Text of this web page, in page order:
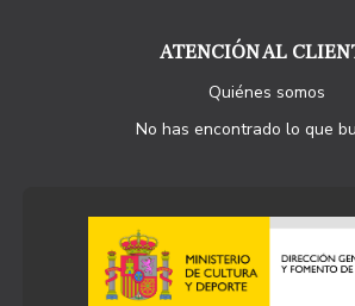
ATENCIÓN AL
Quiénes somos
No has encontrado lo que